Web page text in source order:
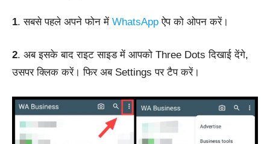
1. सबसे पहले अपने फोन में WhatsApp ऐप को ओपन करें।
2. अब इसके बाद राइट साइड में आपको Three Dots दिखाई देंगे,
उसपर क्लिक करें। फिर अब Settings पर टैप करें।